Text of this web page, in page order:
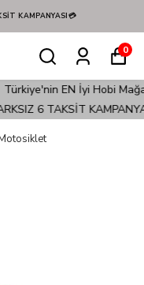
0
Hobi'den verilen
Cyp